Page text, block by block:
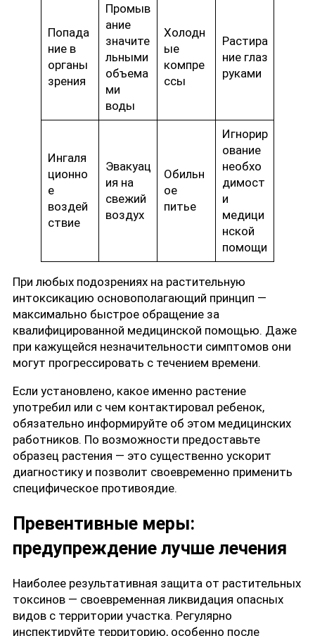
Попада
ние в
органы
зрения
Промыв
ание
значите
льными
объема
ми
воды
Холодн
ые
компре
ссы
Растира
ние глаз
руками
Ингаля
ционно
е
воздей
ствие
Эвакуац
ия на
свежий
воздух
Обильн
ое
питье
Игнорир
ование
необхо
димост
и
медици
нской
помощи
При любых подозрениях на растительную
интоксикацию основополагающий принцип —
максимально быстрое обращение за
квалифицированной медицинской помощью. Даже
при кажущейся незначительности симптомов они
могут прогрессировать с течением времени.
Если установлено, какое именно растение
употребил или с чем контактировал ребенок,
обязательно информируйте об этом медицинских
работников. По возможности предоставьте
образец растения — это существенно ускорит
диагностику и позволит своевременно применить
специфическое противоядие.
Превентивные меры:
предупреждение лучше лечения
Наиболее результативная защита от растительных
токсинов — своевременная ликвидация опасных
видов с территории участка. Регулярно
инспектируйте территорию, особенно после